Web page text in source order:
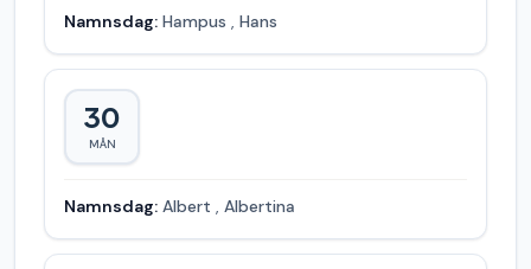
Namnsdag: Hampus , Hans
30
MÅN
Namnsdag: Albert , Albertina